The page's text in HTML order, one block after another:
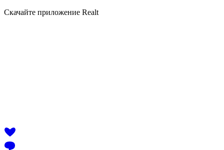
Скачайте приложение Realt